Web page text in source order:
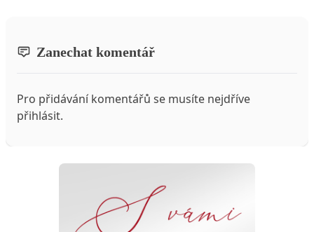
Zanechat komentář
Pro přidávání komentářů se musíte nejdříve
přihlásit.